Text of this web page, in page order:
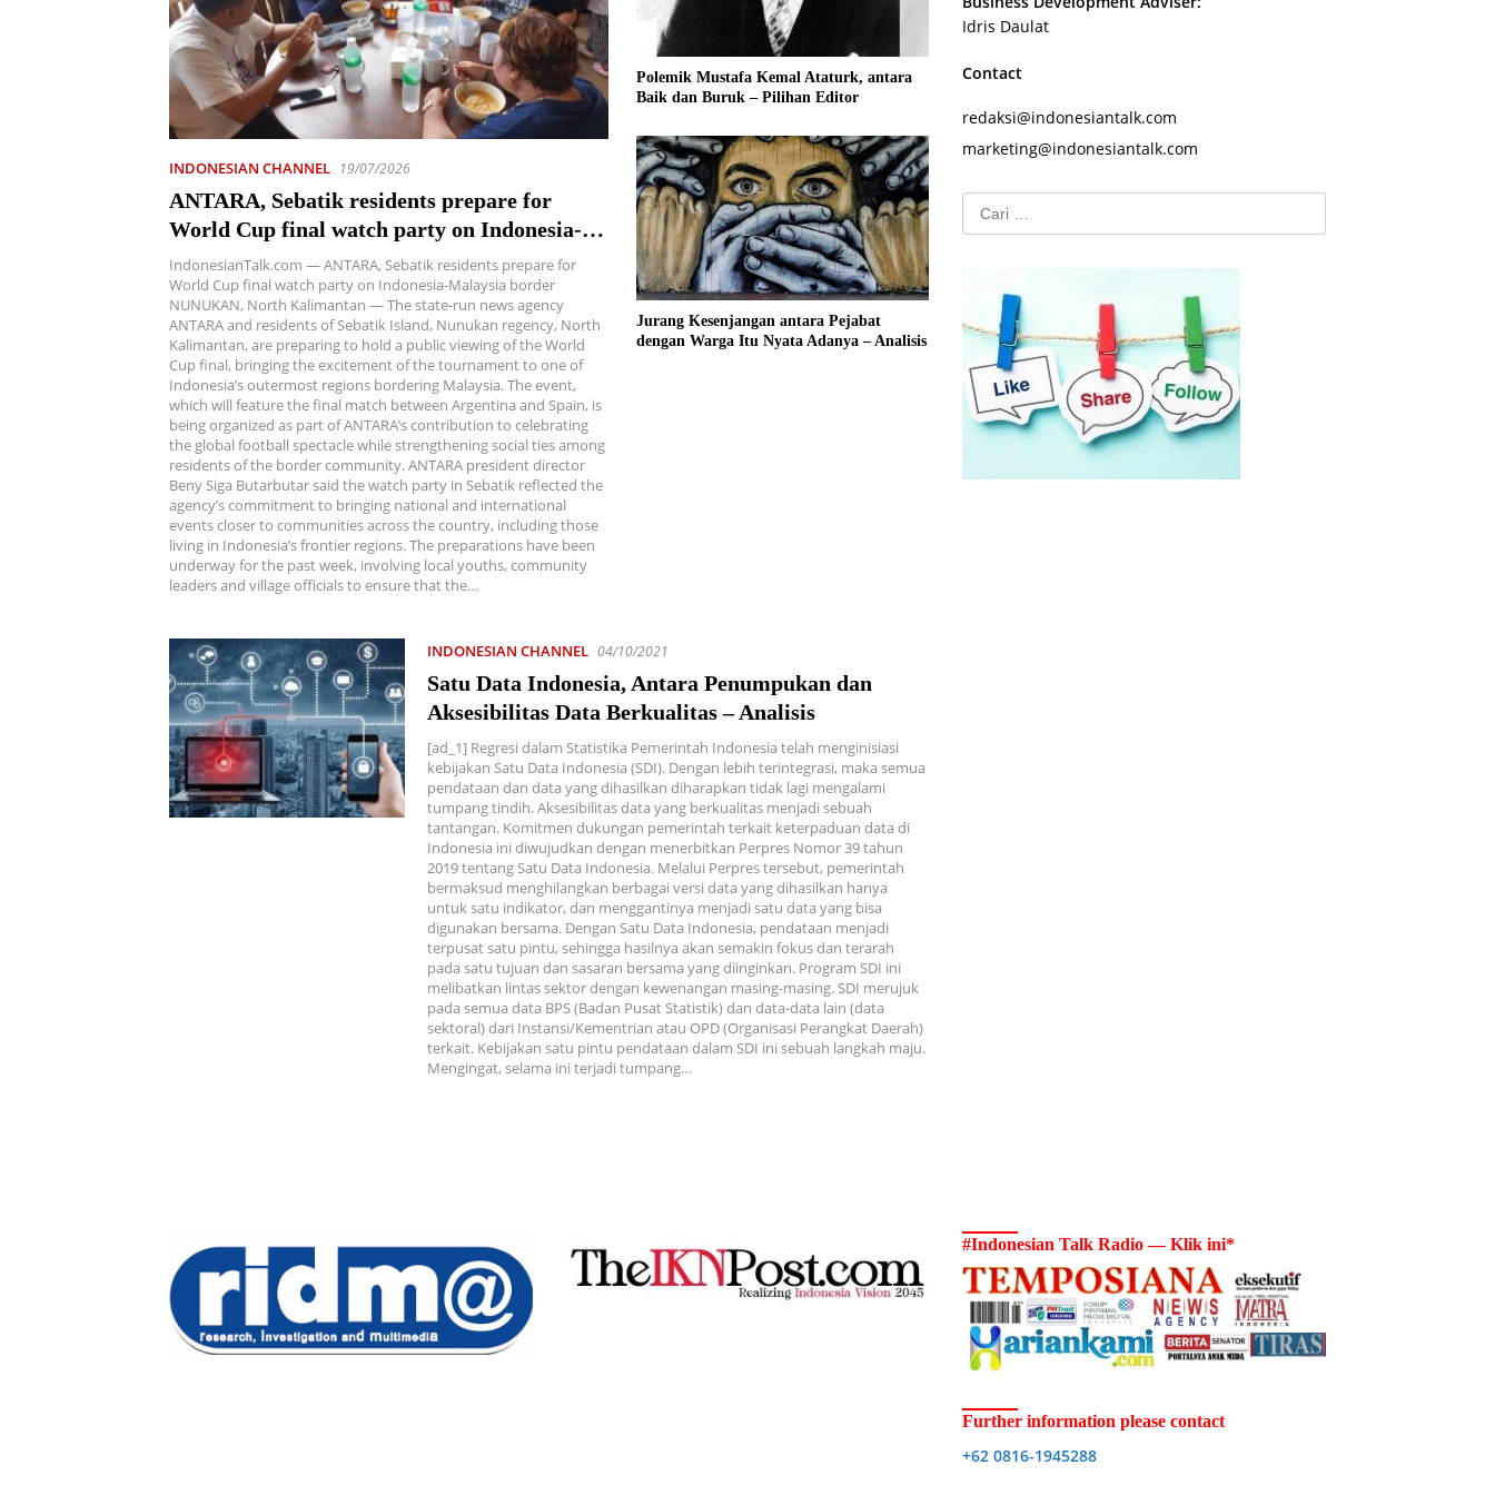
INDONESIAN CHANNEL 19/07/2026
ANTARA, Sebatik residents prepare for
World Cup final watch party on Indonesia-
Malaysia border
IndonesianTalk.com — ANTARA, Sebatik residents prepare for
World Cup final watch party on Indonesia-Malaysia border
NUNUKAN, North Kalimantan — The state-run news agency
ANTARA and residents of Sebatik Island, Nunukan regency, North
Kalimantan, are preparing to hold a public viewing of the World
Cup final, bringing the excitement of the tournament to one of
Indonesia’s outermost regions bordering Malaysia. The event,
which will feature the final match between Argentina and Spain, is
being organized as part of ANTARA’s contribution to celebrating
the global football spectacle while strengthening social ties among
residents of the border community. ANTARA president director
Beny Siga Butarbutar said the watch party in Sebatik reflected the
agency’s commitment to bringing national and international
events closer to communities across the country, including those
living in Indonesia’s frontier regions. The preparations have been
underway for the past week, involving local youths, community
leaders and village officials to ensure that the…
Polemik Mustafa Kemal Ataturk, antara
Baik dan Buruk – Pilihan Editor
Jurang Kesenjangan antara Pejabat
dengan Warga Itu Nyata Adanya – Analisis
INDONESIAN CHANNEL 04/10/2021
Satu Data Indonesia, Antara Penumpukan dan
Aksesibilitas Data Berkualitas – Analisis
[ad_1] Regresi dalam Statistika Pemerintah Indonesia telah menginisiasi
kebijakan Satu Data Indonesia (SDI). Dengan lebih terintegrasi, maka semua
pendataan dan data yang dihasilkan diharapkan tidak lagi mengalami
tumpang tindih. Aksesibilitas data yang berkualitas menjadi sebuah
tantangan. Komitmen dukungan pemerintah terkait keterpaduan data di
Indonesia ini diwujudkan dengan menerbitkan Perpres Nomor 39 tahun
2019 tentang Satu Data Indonesia. Melalui Perpres tersebut, pemerintah
bermaksud menghilangkan berbagai versi data yang dihasilkan hanya
untuk satu indikator, dan menggantinya menjadi satu data yang bisa
digunakan bersama. Dengan Satu Data Indonesia, pendataan menjadi
terpusat satu pintu, sehingga hasilnya akan semakin fokus dan terarah
pada satu tujuan dan sasaran bersama yang diinginkan. Program SDI ini
melibatkan lintas sektor dengan kewenangan masing-masing. SDI merujuk
pada semua data BPS (Badan Pusat Statistik) dan data-data lain (data
sektoral) dari Instansi/Kementrian atau OPD (Organisasi Perangkat Daerah)
terkait. Kebijakan satu pintu pendataan dalam SDI ini sebuah langkah maju.
Mengingat, selama ini terjadi tumpang…
Idris Daulat
Contact
redaksi@indonesiantalk.com
marketing@indonesiantalk.com
Cari
untuk:
#Indonesian Talk Radio — Klik ini*
Further information please contact
+62 0816-1945288